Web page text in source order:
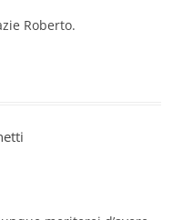
Roberto.